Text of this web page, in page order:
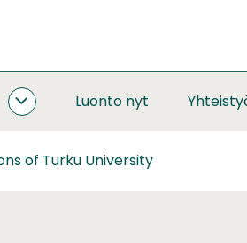
SEURANNAT
ALASIVUT
Luonto nyt
of Turku University